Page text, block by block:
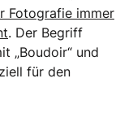
Fotografie immer
. Der Begriff
„Boudoir“ und
für den